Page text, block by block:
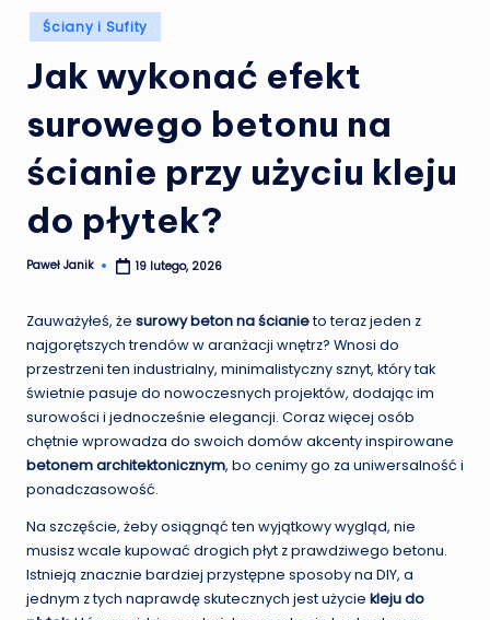
Posted
in
Ściany i Sufity
Jak wykonać efekt
surowego betonu na
ścianie przy użyciu kleju
do płytek?
Posted
Paweł Janik 19 lutego, 2026
Zauważyłeś, że surowy beton na ścianieto teraz jeden z
najgorętszych trendów w aranżacji wnętrz? Wnosi do
przestrzeni ten industrialny, minimalistyczny sznyt, który tak
świetnie pasuje do nowoczesnych projektów, dodając im
surowości i jednocześnie elegancji. Coraz więcej osób
chętnie wprowadza do swoich domów akcenty inspirowane
betonem architektonicznym, bo cenimy go za uniwersalność i
ponadczasowość.
Na szczęście, żeby osiągnąć ten wyjątkowy wygląd, nie
musisz wcale kupować drogich płyt z prawdziwego betonu.
Istnieją znacznie bardziej przystępne sposoby na DIY, a
jednym z tych naprawdę skutecznych jest użycie kleju do